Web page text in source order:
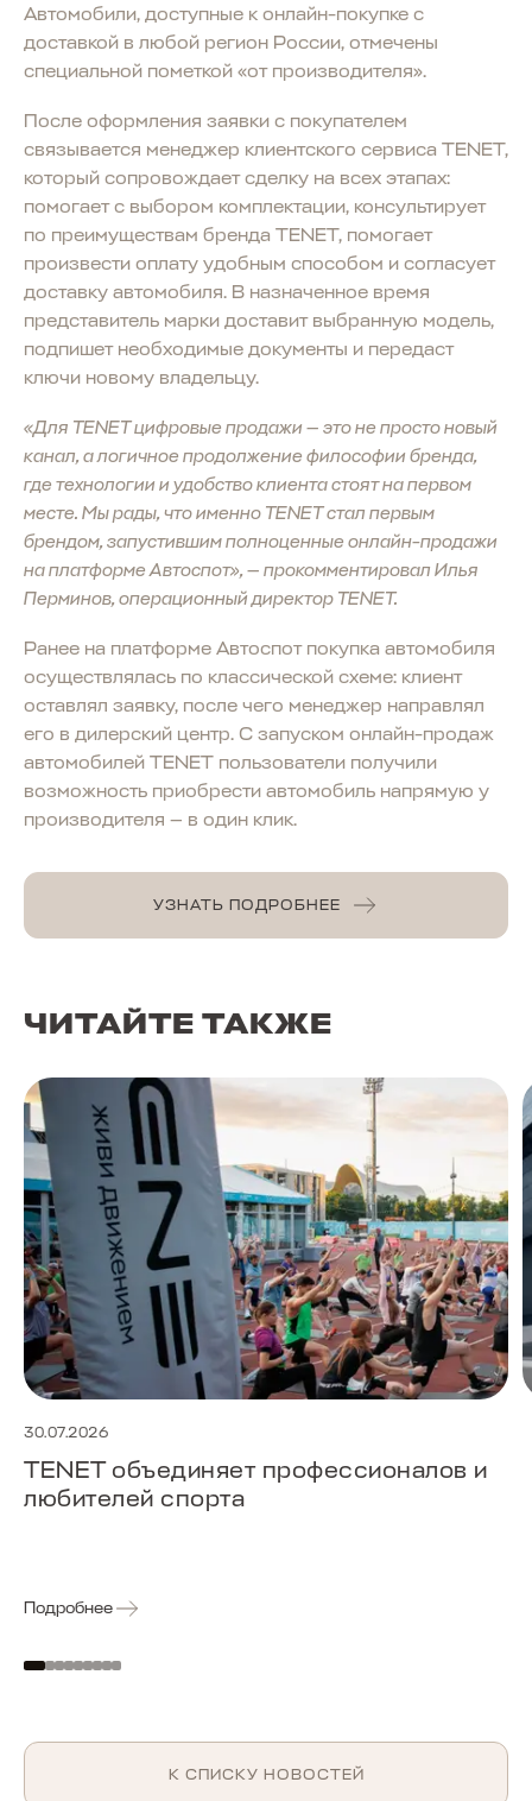
Автомобили, доступные к онлайн-покупке с
доставкой в любой регион России, отмечены
специальной пометкой «от производителя».
После оформления заявки с покупателем
связывается менеджер клиентского сервиса TENET,
который сопровождает сделку на всех этапах:
помогает с выбором комплектации, консультирует
по преимуществам бренда TENET, помогает
произвести оплату удобным способом и согласует
доставку автомобиля. В назначенное время
представитель марки доставит выбранную модель,
подпишет необходимые документы и передаст
ключи новому владельцу.
«Для TENET цифровые продажи — это не просто новый
канал, а логичное продолжение философии бренда,
где технологии и удобство клиента стоят на первом
месте. Мы рады, что именно TENET стал первым
брендом, запустившим полноценные онлайн-продажи
на платформе Автоспот», — прокомментировал Илья
Перминов, операционный директор TENET.
Ранее на платформе Автоспот покупка автомобиля
осуществлялась по классической схеме: клиент
оставлял заявку, после чего менеджер направлял
его в дилерский центр. С запуском онлайн-продаж
автомобилей TENET пользователи получили
возможность приобрести автомобиль напрямую у
производителя — в один клик.
УЗНАТЬ ПОДРОБНЕЕ
ЧИТАЙТЕ ТАКЖЕ
30.07.2026
TENET объединяет профессионалов и
любителей спорта
Подробнее
К СПИСКУ НОВОСТЕЙ